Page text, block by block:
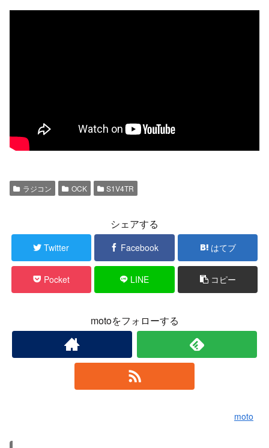
ラジコン OCK S1V4TR
シェアする
Twitter Facebook はてブ
Pocket LINE コピー
motoをフォローする
moto